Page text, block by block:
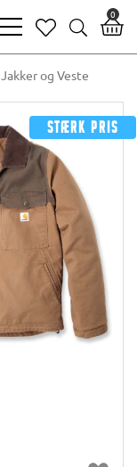
bars
light
heart
search
0
Jakker og Veste
Stærk pris